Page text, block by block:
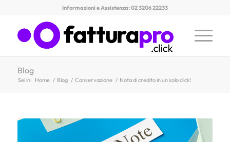
Informazioni e Assistenza: 02 3206 22233
Blog
Sei in: Home / Blog / Conservazione / Nota di credito in un solo click!